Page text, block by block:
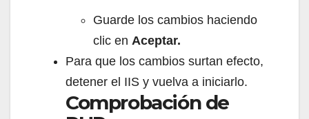
Guarde los cambios haciendo
clic en Aceptar.
Para que los cambios surtan efecto,
detener el IIS y vuelva a iniciarlo.
Comprobación de